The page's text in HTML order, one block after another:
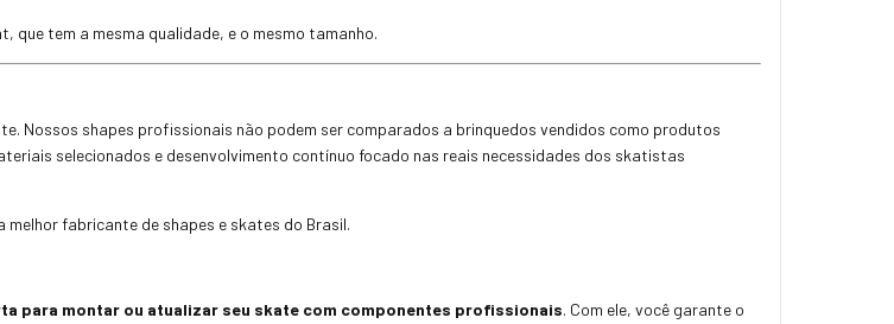
que tem a mesma qualidade, e o mesmo tamanho.
Nossos shapes profissionais não podem ser comparados a brinquedos vendidos como produtos
selecionados e desenvolvimento contínuo focado nas reais necessidades dos skatistas
fabricante de shapes e skates do Brasil.
para montar ou atualizar seu skate com componentes profissionais. Com ele, você garante o